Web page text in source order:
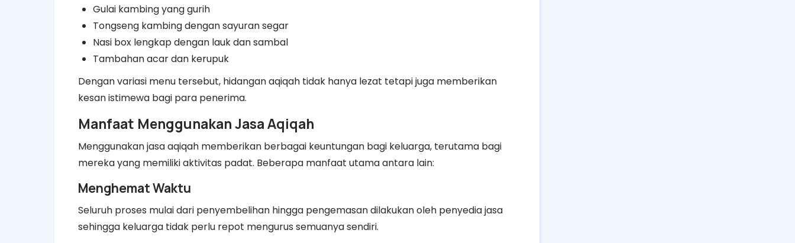
Gulai kambing yang gurih
Tongseng kambing dengan sayuran segar
Nasi box lengkap dengan lauk dan sambal
Tambahan acar dan kerupuk
Dengan variasi menu tersebut, hidangan aqiqah tidak hanya lezat tetapi juga memberikan
kesan istimewa bagi para penerima.
Manfaat Menggunakan Jasa Aqiqah
Menggunakan jasa aqiqah memberikan berbagai keuntungan bagi keluarga, terutama bagi
mereka yang memiliki aktivitas padat. Beberapa manfaat utama antara lain:
Menghemat Waktu
Seluruh proses mulai dari penyembelihan hingga pengemasan dilakukan oleh penyedia jasa
sehingga keluarga tidak perlu repot mengurus semuanya sendiri.